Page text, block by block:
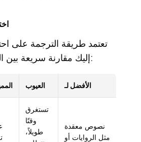
تعتمد طريقة الترجمة على
إليك مقارنة سريعة بين الخيارات الرئيسية:
العيوب الأفضل لـ
تستغرق
وقتًا
طويلاً،
نصوص معقدة
مثل الروايات أو